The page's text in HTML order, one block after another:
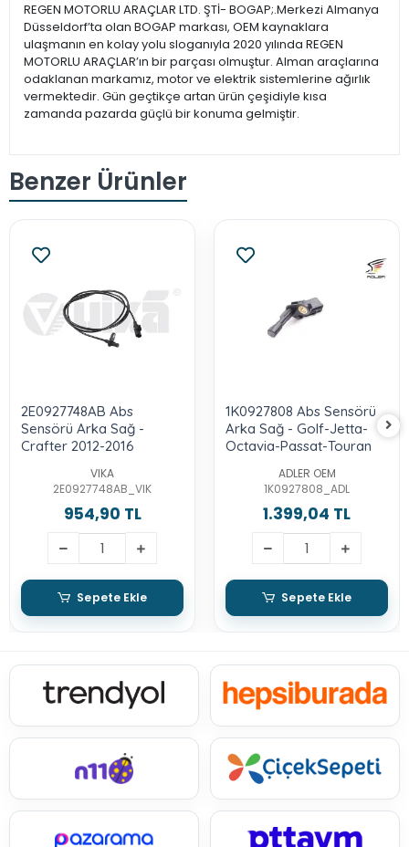
REGEN MOTORLU ARAÇLAR LTD. ŞTİ- BOGAP;.Merkezi Almanya
Düsseldorf’ta olan BOGAP markası, OEM kaynaklara
ulaşmanın en kolay yolu sloganıyla 2020 yılında REGEN
MOTORLU ARAÇLAR’ın bir parçası olmuştur. Alman araçlarına
odaklanan markamız, motor ve elektrik sistemlerine ağırlık
vermektedir. Gün geçtikçe artan ürün çeşidiyle kısa
zamanda pazarda güçlü bir konuma gelmiştir.
Benzer Ürünler
2E0927748AB Abs
Sensörü Arka Sağ -
Crafter 2012-2016
VIKA
2E0927748AB_VIK
954,90 TL
Sepete Ekle
1K0927808 Abs Sensörü
Arka Sağ - Golf-Jetta-
Octavia-Passat-Touran
ADLER OEM
1K0927808_ADL
1.399,04 TL
Sepete Ekle